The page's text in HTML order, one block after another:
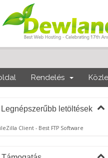
Rendelés
Legnépszerűbb letöltések
Client - Best FTP Software